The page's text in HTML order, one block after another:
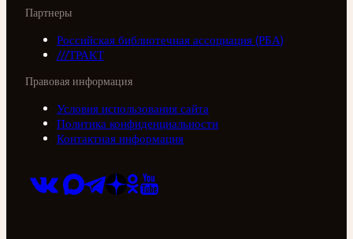
Партнеры
Российская библиотечная ассоциация (РБА)
///ТРАКТ
Правовая информация
Условия использования сайта
Политика конфиденциальности
Контактная информация